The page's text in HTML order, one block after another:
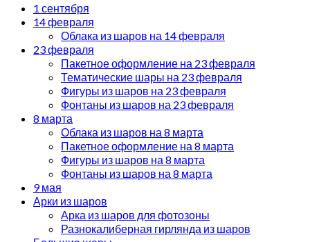
1 сентября
14 февраля
Облака из шаров на 14 февраля
23 февраля
Пакетное оформление на 23 февраля
Тематические шары на 23 февраля
Фигуры из шаров на 23 февраля
Фонтаны из шаров на 23 февраля
8 марта
Облака из шаров на 8 марта
Пакетное оформление на 8 марта
Фигуры из шаров на 8 марта
Фонтаны из шаров на 8 марта
9 мая
Арки из шаров
Арка из шаров для фотозоны
Разнокалиберная гирлянда из шаров